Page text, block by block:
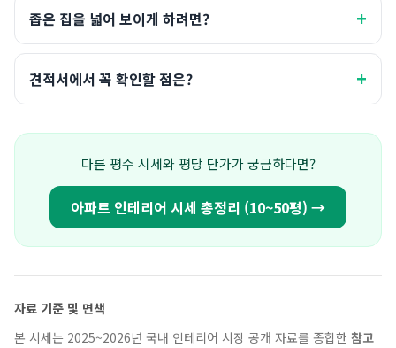
좁은 집을 넓어 보이게 하려면? +
견적서에서 꼭 확인할 점은? +
다른 평수 시세와 평당 단가가 궁금하다면?
아파트 인테리어 시세 총정리 (10~50평) →
자료 기준 및 면책
본 시세는 2025~2026년 국내 인테리어 시장 공개 자료를 종합한 참고